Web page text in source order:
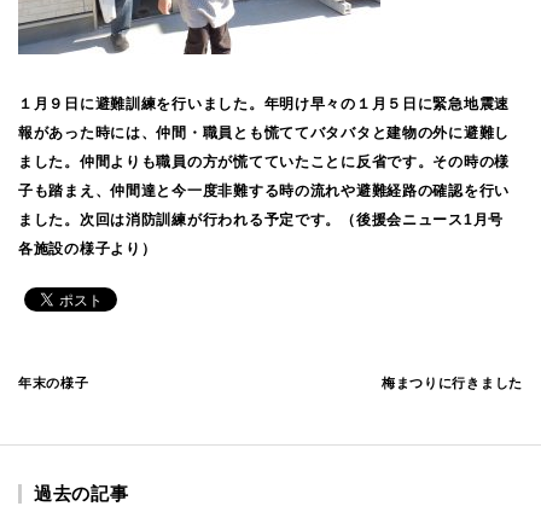
１月９日に避難訓練を行いました。年明け早々の１月５日に緊急地震速
報があった時には、仲間・職員とも慌ててバタバタと建物の外に避難し
ました。仲間よりも職員の方が慌てていたことに反省です。その時の様
子も踏まえ、仲間達と今一度非難する時の流れや避難経路の確認を行い
ました。次回は消防訓練が行われる予定です。（後援会ニュース1月号
各施設の様子より）
年末の様子 梅まつりに行きました
過去の記事